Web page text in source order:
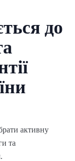
до
активну
та